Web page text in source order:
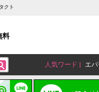
クト
料
人気ワード エ